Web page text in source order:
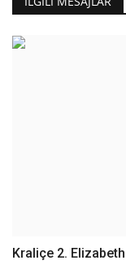
Kraliçe 2.